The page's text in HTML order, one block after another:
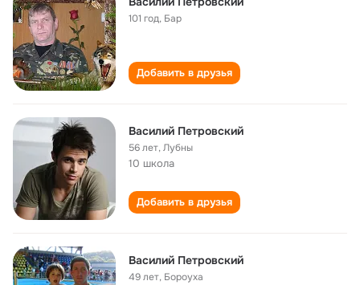
101 год, Бар
Добавить в друзья
Василий Петровский
56 лет,Лубны
10 школа
Добавить в друзья
Василий Петровский
49 лет, Бороуха